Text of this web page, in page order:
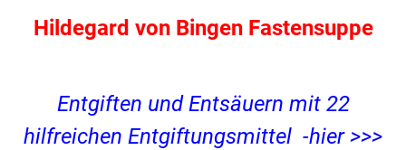
Hildegard von Bingen Fastensuppe
Entgiften und Entsäuern mit 22
hilfreichen Entgiftungsmittel -hier >>>